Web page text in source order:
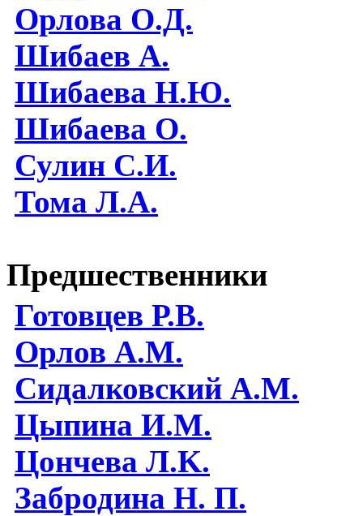
Орлова О.Д.
Шибаев А.
Шибаева Н.Ю.
Шибаева O.
Сулин С.И.
Тома Л.А.
Предшественники
Готовцев Р.В.
Орлов А.М.
Сидалковский А.М.
Цыпина И.М.
Цончева Л.K.
Забродина Н. П.